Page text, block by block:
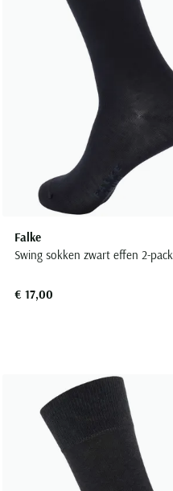
Falke
Swing sokken zwart effen 2-pack
€ 17,00
aan favorieten